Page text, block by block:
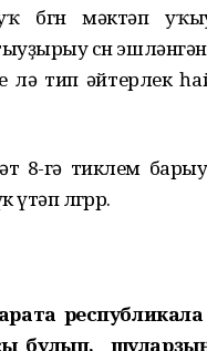
мәктәп
өсөн
лә тип әйтерлек
8-гә тиклем
өлгөрөр.
булып,